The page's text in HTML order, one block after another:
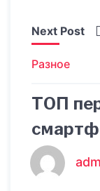
Next Post
Разное
ТОП